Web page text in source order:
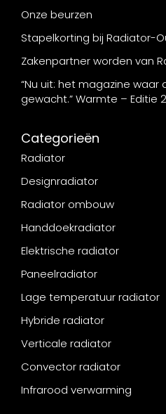
Onze beurzen
Stapelkorting bij Radiator-
Zakenpartner worden van
“Nu uit: het magazine
gewacht.” Warmte – Editie
Categorieën
Radiator
Designradiator
Radiator ombouw
Handdoekradiator
Elektrische radiator
Paneelradiator
Lage temperatuur radiator
Hybride radiator
Verticale radiator
Convector radiator
Infrarood verwarming